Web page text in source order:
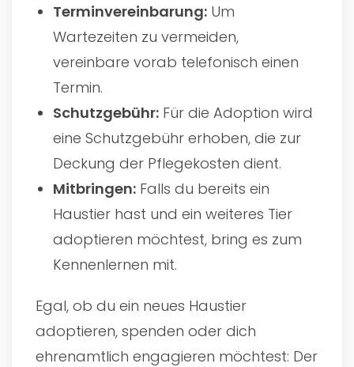
Terminvereinbarung: Um
Wartezeiten zu vermeiden,
vereinbare vorab telefonisch einen
Termin.
Schutzgebühr: Für die Adoption wird
eine Schutzgebühr erhoben, die zur
Deckung der Pflegekosten dient.
Mitbringen: Falls du bereits ein
Haustier hast und ein weiteres Tier
adoptieren möchtest, bring es zum
Kennenlernen mit.
Egal, ob du ein neues Haustier
adoptieren, spenden oder dich
ehrenamtlich engagieren möchtest: Der